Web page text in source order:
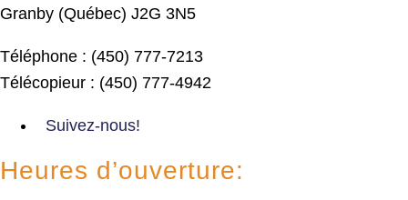
Granby (Québec) J2G 3N5
Téléphone : (450) 777-7213
Télécopieur : (450) 777-4942
Suivez-nous!
Heures d’ouverture: